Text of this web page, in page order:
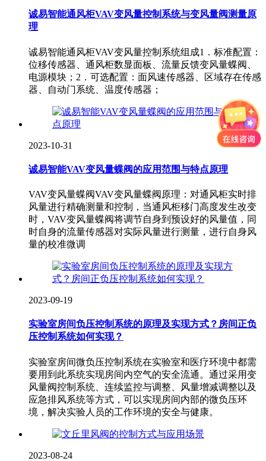
诚易智能通风柜VAV变风量控制系统与变风量阀测量原
理
诚易智能通风柜VAV变风量控制系统组成1．标准配置：
位移传感器、通风柜数显面板、流量反馈变风量蝶阀、
电源模块；2．可选配置：面风速传感器、区域存在传感
器、自动门系统、温度传感器；
2023-10-31
诚易智能VAV变风量蝶阀的应用范围与特点原理
VAV变风量蝶阀VAV变风量蝶阀原理：对通风柜实时排
风量进行精确测量和控制，当通风柜移门高度发生改变
时，VAV变风量蝶阀将调节自身到预设好的风量值，同
时自身的流量传感器对实际风量进行测量，进行自身风
量的校准微调
2023-09-19
实验室房间负压控制系统的原理及实现方式？房间正负
压控制系统如何实现？
实验室房间微负压控制系统在实验室和医疗环境中都需
要用到此系统实现房间内空气的安全流通。通过采用变
风量阀控制系统、连续监控与调整、风量增减调整以及
应急排风系统等方式，可以实现房间内部的微负压环
境，解决实验人员的工作环境的安全与健康。
2023-08-24